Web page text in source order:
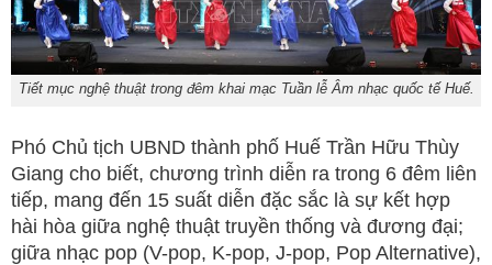
Tiết mục nghệ thuật trong đêm khai mạc Tuần lễ Âm nhạc quốc tế Huế.
Phó Chủ tịch UBND thành phố Huế Trần Hữu Thùy
Giang cho biết, chương trình diễn ra trong 6 đêm liên
tiếp, mang đến 15 suất diễn đặc sắc là sự kết hợp
hài hòa giữa nghệ thuật truyền thống và đương đại;
giữa nhạc pop (V-pop, K-pop, J-pop, Pop Alternative),